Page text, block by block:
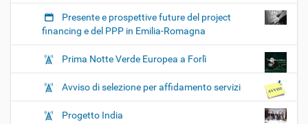
Presente e prospettive future del project
financing e del PPP in Emilia-Romagna
Prima Notte Verde Europea a Forlì
Avviso di selezione per affidamento servizi
Progetto India